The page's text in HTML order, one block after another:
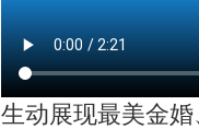
生动展现最美金